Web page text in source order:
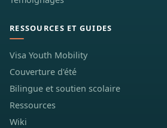
RESSOURCES ET GUIDES
Visa Youth Mobility
Couverture d'été
Bilingue et soutien scolaire
Ressources
Wiki